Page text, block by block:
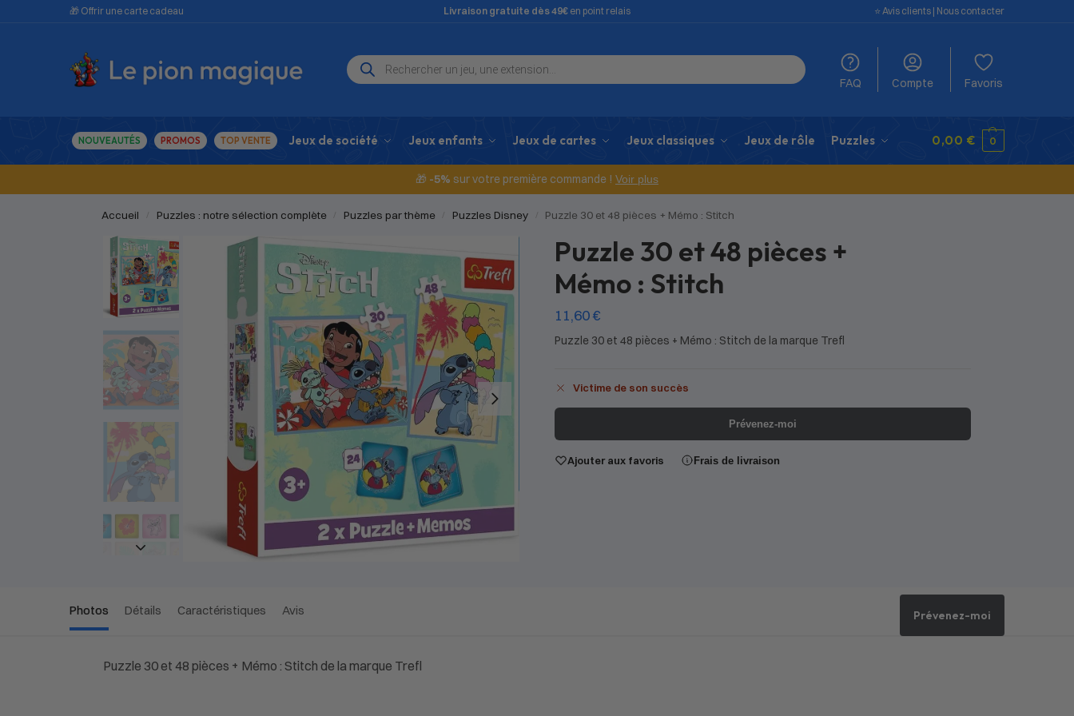
🎁 Offrir une carte cadeau Livraison gratuite dès 49€ en point relais ⭐️ Avis clients | Nous contacter
FAQ Compte Favoris
NOUVEAUTÉS PROMOS TOP VENTE Jeux de société Jeux enfants Jeux de cartes Jeux classiques Jeux de rôle Puzzles 0,00 € 0
🎁 -5% sur votre première commande ! Voir plus
Accueil Puzzles : notre sélection complète Puzzles par thème Puzzles Disney Puzzle 30 et 48 pièces + Mémo : Stitch
Puzzle 30 et 48 pièces +
Mémo : Stitch
11,60€
Puzzle 30 et 48 pièces + Mémo : Stitch de la marque Trefl
Victime de son succès
Prévenez-moi
Ajouter aux favoris Frais de livraison
Photos Détails Caractéristiques Avis Prévenez-moi
Puzzle 30 et 48 pièces + Mémo : Stitch de la marque Trefl